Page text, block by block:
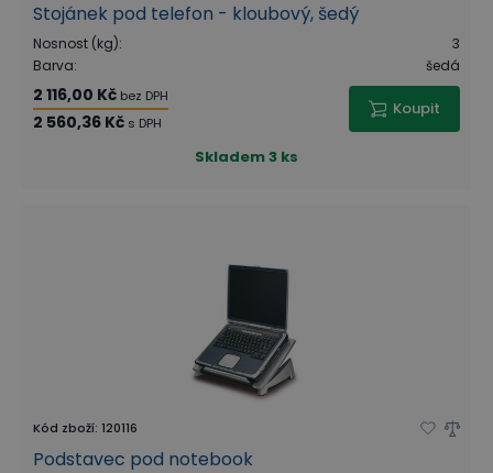
Stojánek pod telefon - kloubový, šedý
Nosnost (kg):
3
Barva: šedá
2 116,00 Kč bez DPH
2 560,36 Kč s DPH
Koupit
Skladem3 ks
Kód zboží: 120116
Podstavec pod notebook